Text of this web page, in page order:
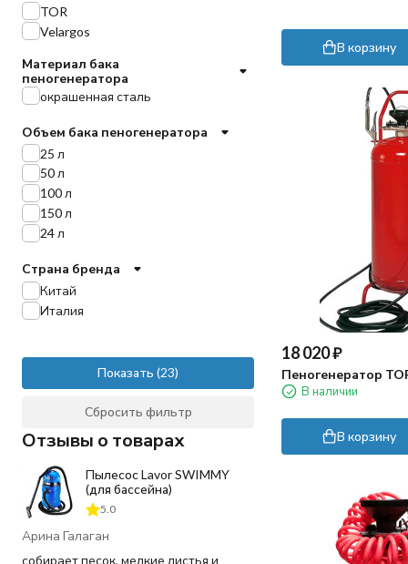
В корзину
18 020₽
Пеногенератор
В наличии
В корзину
TOR
Velargos
Материал бака
пеногенератора
окрашенная сталь
Объем бака пеногенератора
25 л
50 л
100 л
150 л
24 л
Страна бренда
Китай
Италия
Показать
Сбросить фильтр
Отзывы о товарах
Пылесос Lavor SWIMMY
(для бассейна)
5.0
Арина Галаган
собирает песок, мелкие листья и